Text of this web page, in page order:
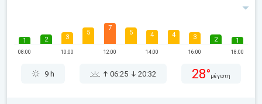
1
08:00
2 3
10:00
5
7
12:00
5 4
14:00
4 3
16:00
2 1
18:00
9 h 06:25 20:32 28° μέγιστη